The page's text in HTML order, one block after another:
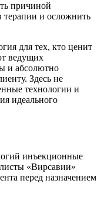
причиной
терапии и осложнить
для тех, кто ценит
ведущих
и абсолютно
Здесь не
технологии и
идеального
инъекционные
«Вирсавии»
перед назначением